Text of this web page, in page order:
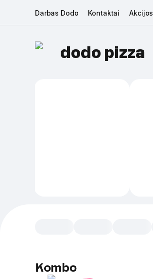
Darbas Dodo Kontaktai Akcijos
dodo pizza
Kombo